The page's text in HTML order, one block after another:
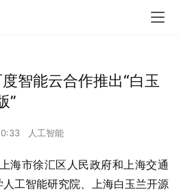
智能云合作推出“白玉
”
人工智能
海市徐汇区人民政府和上海交通
工智能研究院、上海白玉兰开源